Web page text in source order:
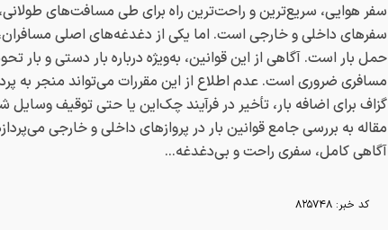
سفر هوایی، سریع‌ترین و راحت‌ترین راه برای طی مسافت‌های طولانی،
سفرهای داخلی و خارجی است. اما یکی از دغدغه‌های اصلی
حمل بار است. آگاهی از این قوانین، به‌ویژه درباره بار دستی و بار
مسافری ضروری است. عدم اطلاع از این مقررات می‌تواند منجر به
گزاف برای اضافه بار، تأخیر در فرآیند چک‌این یا حتی توقیف
مقاله به بررسی جامع قوانین بار در پروازهای داخلی و خارجی می‌پردازد
آگاهی کامل، سفری راحت و بی‌دغدغه...
کد خبر: ۸۲۵۷۴۸